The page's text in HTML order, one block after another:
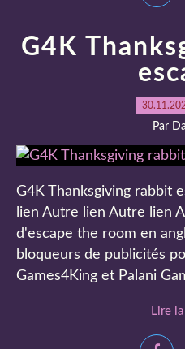
G4K
Par
G4K Thanksgiving rabbit
lien Autre lien Autre lien
d'escape the room en
bloqueurs de publicités
Games4King et Palani
Lire